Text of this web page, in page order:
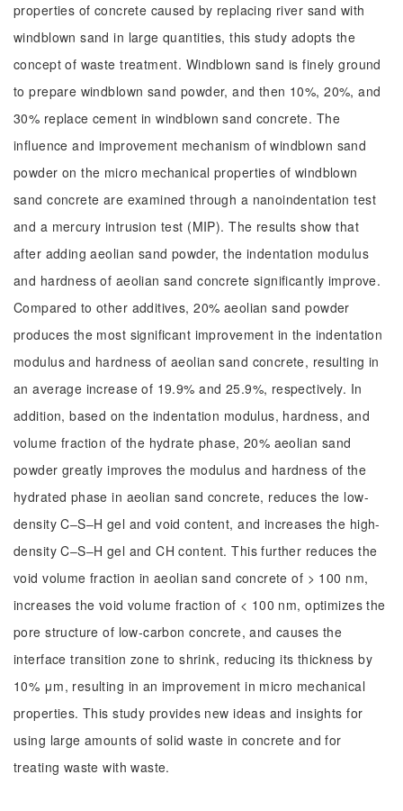
properties of concrete caused by replacing river sand with
windblown sand in large quantities, this study adopts the
concept of waste treatment. Windblown sand is finely ground
to prepare windblown sand powder, and then 10%, 20%, and
30% replace cement in windblown sand concrete. The
influence and improvement mechanism of windblown sand
powder on the micro mechanical properties of windblown
sand concrete are examined through a nanoindentation test
and a mercury intrusion test (MIP). The results show that
after adding aeolian sand powder, the indentation modulus
and hardness of aeolian sand concrete significantly improve.
Compared to other additives, 20% aeolian sand powder
produces the most significant improvement in the indentation
modulus and hardness of aeolian sand concrete, resulting in
an average increase of 19.9% and 25.9%, respectively. In
addition, based on the indentation modulus, hardness, and
volume fraction of the hydrate phase, 20% aeolian sand
powder greatly improves the modulus and hardness of the
hydrated phase in aeolian sand concrete, reduces the low-
density C‒S‒H gel and void content, and increases the high-
density C‒S‒H gel and CH content. This further reduces the
void volume fraction in aeolian sand concrete of > 100 nm,
increases the void volume fraction of < 100 nm, optimizes the
pore structure of low-carbon concrete, and causes the
interface transition zone to shrink, reducing its thickness by
10% μm, resulting in an improvement in micro mechanical
properties. This study provides new ideas and insights for
using large amounts of solid waste in concrete and for
treating waste with waste.